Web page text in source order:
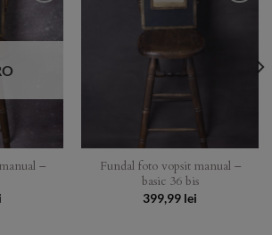
–
Fundal foto vopsit manual –
basic 36 bis
399,99 lei